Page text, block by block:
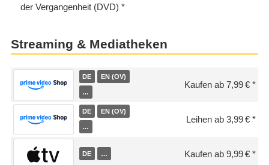
der Vergangenheit (DVD)
Streaming & Mediatheken
DE EN (OV)
…
Kaufen ab 7,99 €
DE EN (OV)
…
Leihen ab 3,99 €
DE … Kaufen ab 9,99 €